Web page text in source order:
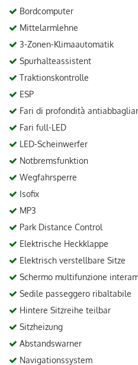
Bordcomputer
Mittelarmlehne
3-Zonen-Klimaautomatik
Spurhalteassistent
Traktionskontrolle
ESP
Fari di profondità
Fari full-LED
LED-Scheinwerfer
Notbremsfunktion
Wegfahrsperre
Isofix
MP3
Park Distance Control
Elektrische Heckklappe
Elektrisch verstellbare Sitze
Schermo multifunzione
Sedile passeggero ribaltabile
Hintere Sitzreihe teilbar
Sitzheizung
Abstandswarner
Navigationssystem